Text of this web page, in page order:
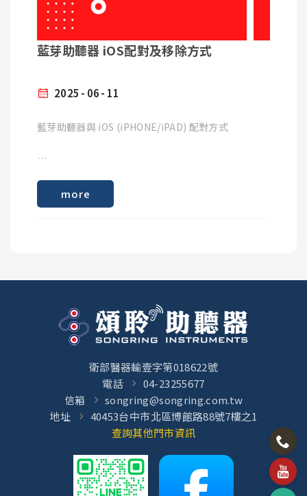
Google Pixel 3XL
Google Pixel 3a
Google Pixel 2 XL
OnePlus Nord (AC2001)
OnePlus Nord (AC2003)
OnePlus 8T
OnePlus 8 Pro
Motorola Razr 50 Ultra
Asus ROG 6 Pro
Asus Zenfone 8
9. 耳掛型助聽器耳管需定期更換，避免硬化斷裂造成
聲音不正常
10. 定期回頌聆保養、檢測
障，為避免助聽器損壞，需更加注意助聽器保養，才
如在廚房或悶熱環境工作等流汗量大者，建議使用助
11
06
2025
藍芽助聽器 iOS配對及移除方式
藍芽助聽器與 iOS (iPHONE/iPAD) 配對方式
移除 iOS (iPHONE/iPAD)上的藍芽助聽器
#iPhone助聽裝置
more
衛部醫器輸壹字第018622號
電話
04-23255677
信箱
songring@songring.com.tw
地址
40453台中市北區博館路88號7樓之1
查詢其他門市資訊